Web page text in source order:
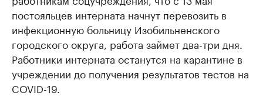
постояльцев интерната начнут перевозить в
инфекционную больницу Изобильненского
городского округа, работа займет два-три дня.
Работники интерната останутся на карантине в
учреждении до получения результатов тестов на
COVID-19.